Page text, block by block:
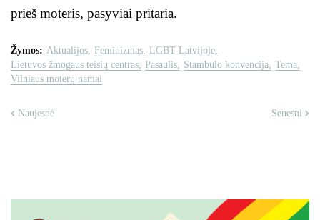
prieš moteris, pasyviai pritaria.
Žymos: Aktualijos Feminizmas
LGBT Latvijoje
Lietuvos žmogaus teisių centras
Pasaulis Stambulo konvencija Tema
Vilniaus moterų namai
Naujesnė Senesni